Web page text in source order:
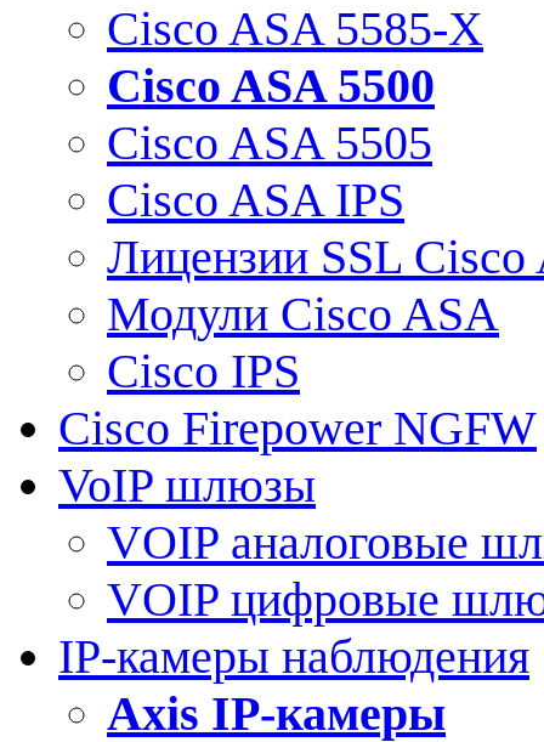
Cisco ASA 5585-X
Cisco ASA 5500
Cisco ASA 5505
Cisco ASA IPS
Лицензии SSL Cisco
Модули Cisco ASA
Cisco IPS
Cisco Firepower NGFW
VoIP шлюзы
VOIP аналоговые
VOIP цифровые
IP-камеры наблюдения
Axis IP-камеры